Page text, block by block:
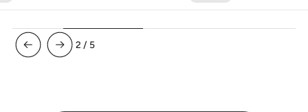
3 / 5